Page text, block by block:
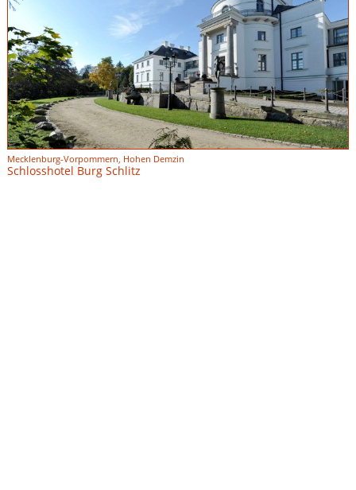
Mecklenburg-Vorpommern, Hohen Demzin
Schlosshotel Burg Schlitz